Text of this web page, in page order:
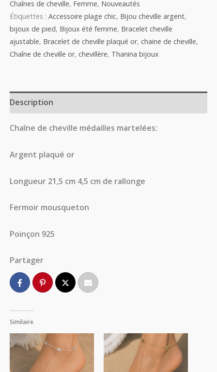
Chaînes de cheville, Femme, Nouveautés
Étiquettes : Accessoire plage chic, Bijou cheville argent,
bijoux de pied, Bijoux été femme, Bracelet cheville
ajustable, Bracelet de cheville plaqué or, chaine de cheville,
Chaîne de cheville or, chevillère, Thanina bijoux
Description
Chaîne de cheville médailles martelées:
Argent plaqué or
Longueur 21,5 cm 4,5 cm de rallonge
Fermoir mousqueton
Poinçon 925
Partager
Similaire